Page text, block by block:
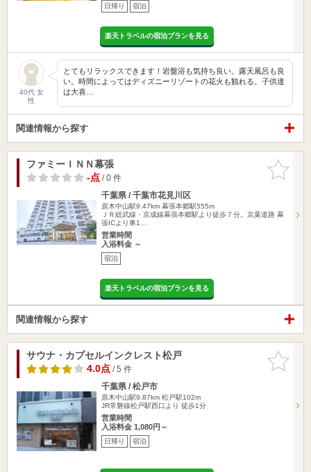
日帰り 宿泊
楽天トラベルの宿泊プランを見る
40代 女
性
とてもリラックスできます！岩盤浴も気持ち良い。露天風呂も良
い。時間によってはディズニーリゾートの花火も観れる。子供達
は大喜…
関連情報から探す
お気に入
りに追加
ファミーＩＮＮ幕張
-点/ 0 件
千葉県 / 千葉市花見川区
原木中山駅9.47km 幕張本郷駅555m
ＪＲ総武線・京成線幕張本郷駅より徒歩７分。京葉道路 幕
張ICより車1…
営業時間
入浴料金 ～
宿泊
楽天トラベルの宿泊プランを見る
関連情報から探す
お気に入
りに追加
サウナ・カプセルインクレスト松戸
4.0点/ 5 件
千葉県 / 松戸市
原木中山駅9.87km 松戸駅102m
JR常磐線松戸駅西口より 徒歩1分
営業時間
入浴料金 1,080円～
日帰り 宿泊